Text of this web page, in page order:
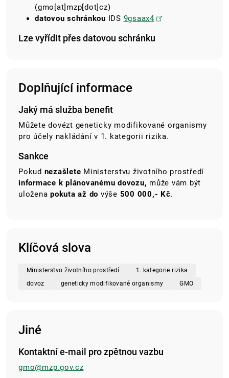
(gmo[at]mzp[dot]cz)
datovou schránkou IDS 9gsaax4
Lze vyřídit přes datovou schránku
Doplňující informace
Jaký má služba benefit
Můžete dovézt geneticky modifikované organismy
pro účely nakládání v 1. kategorii rizika.
Sankce
Pokud nezašlete Ministerstvu životního prostředí
informace k plánovanému dovozu, může vám být
uložena pokuta až do výše 500 000,- Kč.
Klíčová slova
Ministerstvo životního prostředí
1. kategorie rizika
dovoz
geneticky modifikované organismy GMO
Jiné
Kontaktní e-mail pro zpětnou vazbu
gmo@mzp.gov.cz